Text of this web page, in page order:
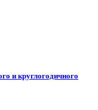
и круглогодичного